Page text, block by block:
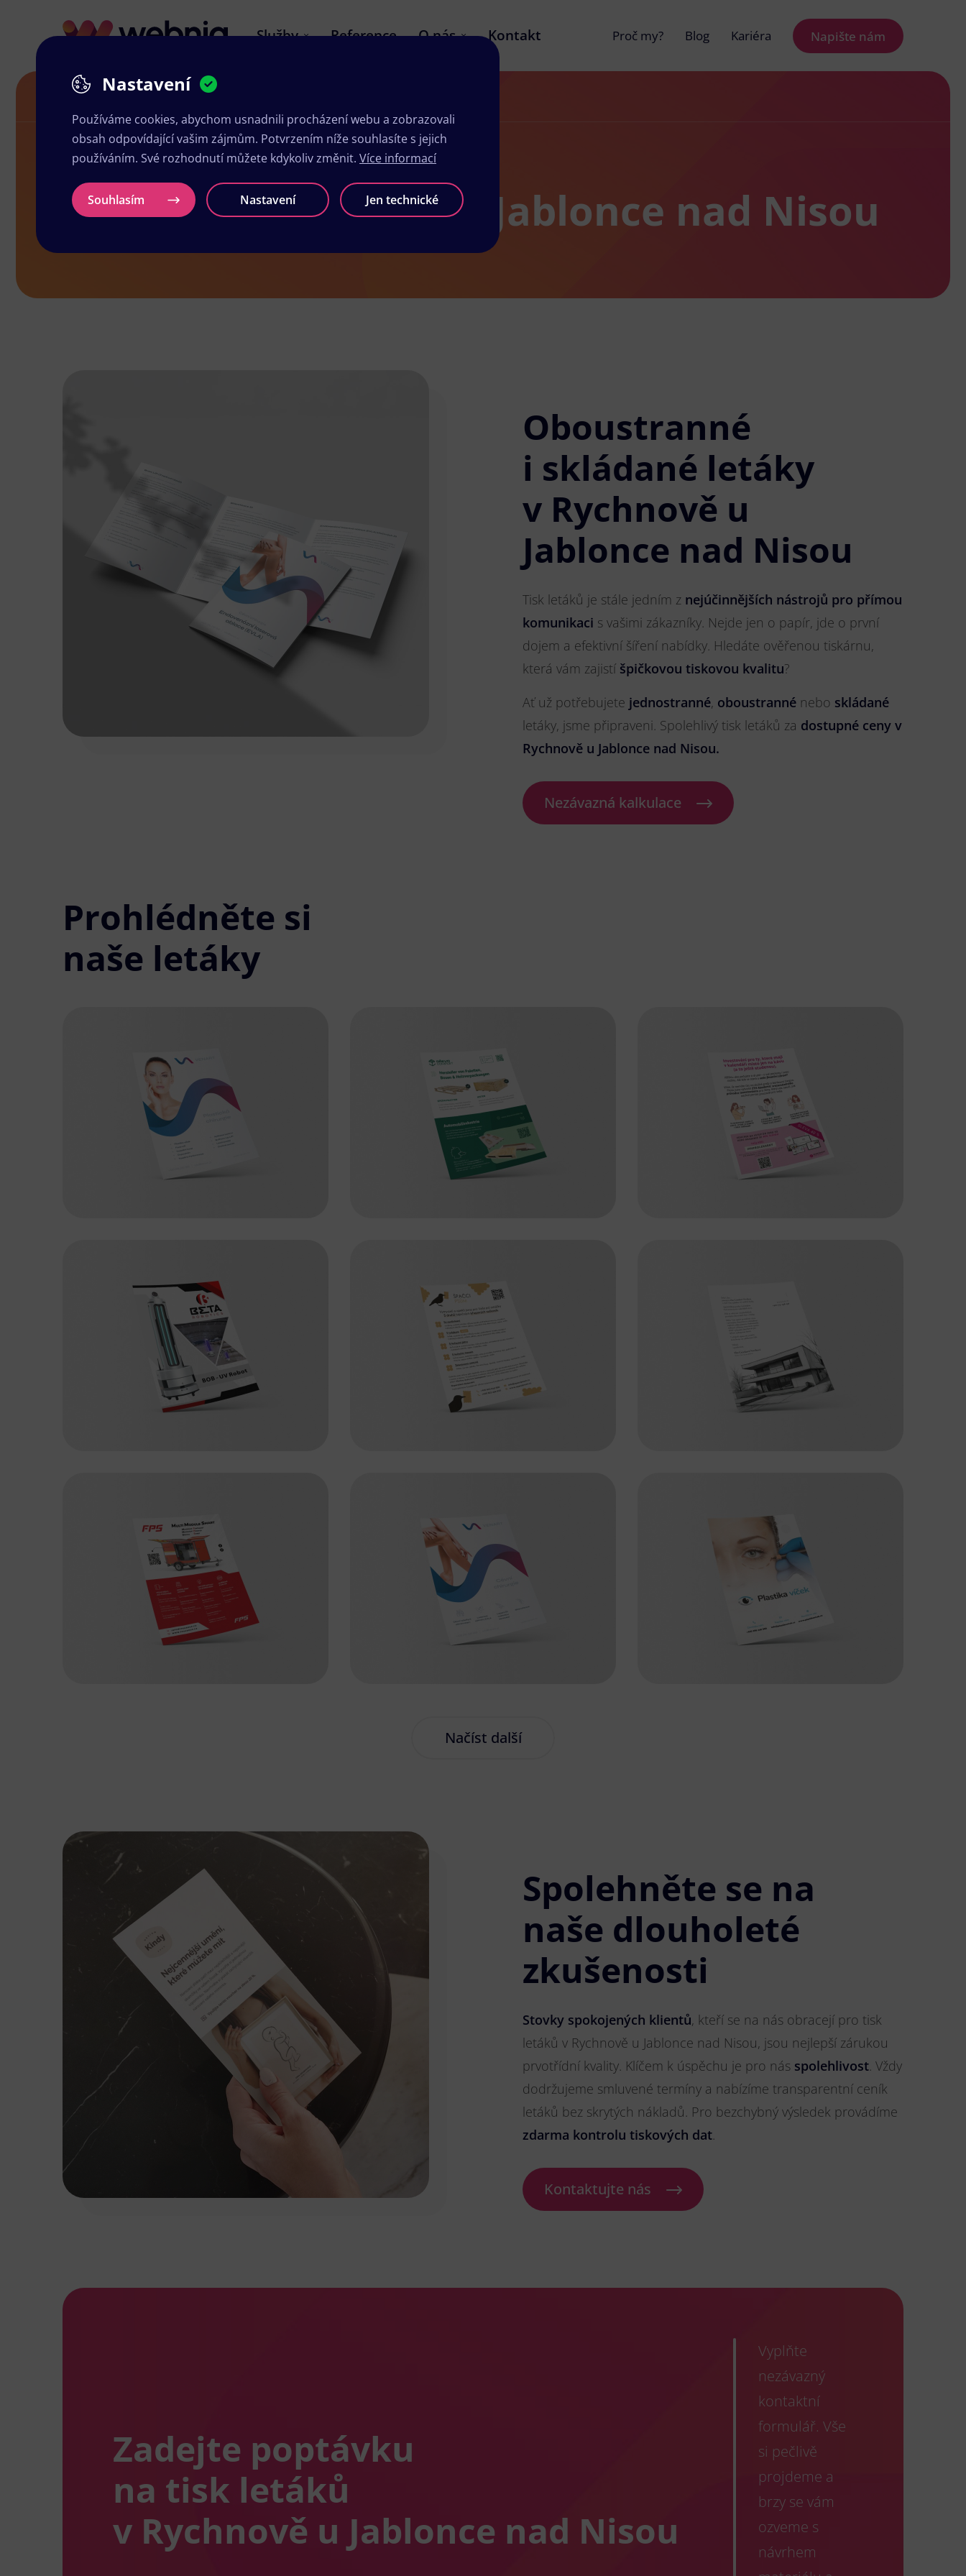
Služby Reference O nás Kontakt Proč my? Blog Kariéra Napište nám
Letáky v Rychnově u Jablonce nad Nisou
Letáky v Rychnově u Jablonce nad Nisou
Oboustranné
i skládané letáky
v Rychnově u
Jablonce nad Nisou
Tisk letáků je stále jedním z nejúčinnějších nástrojů pro přímou
komunikaci s vašimi zákazníky. Nejde jen o papír, jde o první
dojem a efektivní šíření nabídky. Hledáte ověřenou tiskárnu,
která vám zajistí špičkovou tiskovou kvalitu?
Ať už potřebujete jednostranné, oboustranné nebo skládané
letáky, jsme připraveni. Spolehlivý tisk letáků za dostupné ceny v
Rychnově u Jablonce nad Nisou.
Nezávazná kalkulace
Prohlédněte si
naše letáky
Načíst další
Spolehněte se na
naše dlouholeté
zkušenosti
Stovky spokojených klientů, kteří se na nás obracejí pro tisk
letáků v Rychnově u Jablonce nad Nisou, jsou nejlepší zárukou
prvotřídní kvality. Klíčem k úspěchu je pro nás spolehlivost. Vždy
dodržujeme smluvené termíny a nabízíme transparentní ceník
letáků bez skrytých nákladů. Pro bezchybný výsledek provádíme
zdarma kontrolu tiskových dat.
Kontaktujte nás
Zadejte poptávku
na tisk letáků
v Rychnově u Jablonce nad Nisou
Vyplňte
nezávazný
kontaktní
formulář. Vše
si pečlivě
projdeme a
brzy se vám
ozveme s
návrhem
Nastavení
Používáme cookies, abychom usnadnili procházení webu a zobrazovali
obsah odpovídající vašim zájmům. Potvrzením níže souhlasíte s jejich
používáním. Své rozhodnutí můžete kdykoliv změnit. Více informací
Souhlasím Nastavení Jen technické